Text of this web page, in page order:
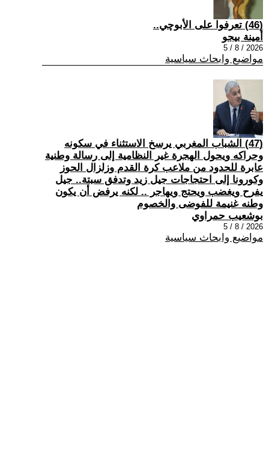
(46) تعرفوا على الأبوچي..
أمينة بيجو
2026 / 8 / 5
مواضيع وابحاث سياسية
(47) الشباب المغربي يرسخ الاستثناء في سكونه
وحراكه ويحول الهجرة غير النظامية إلى رسالة وطنية
عابرة للحدود من ملاعب كرة القدم وزلزال الحوز
وكورونا إلى احتجاجات جيل زيد وتدفق سبتة.. جيل
يفرح ويغضب ويحتج ويهاجر .. لكنه يرفض أن يكون
وطنه غنيمة للفوضى والخصوم
بوشعيب حمراوي
2026 / 8 / 5
مواضيع وابحاث سياسية